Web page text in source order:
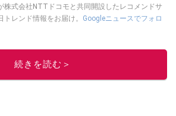
株式会社NTTドコモと共同開設したレコメンドサ
レンド情報をお届け。 Googleニュースでフォロ
このイチオシストの他の記事を読む
続きを読む＞